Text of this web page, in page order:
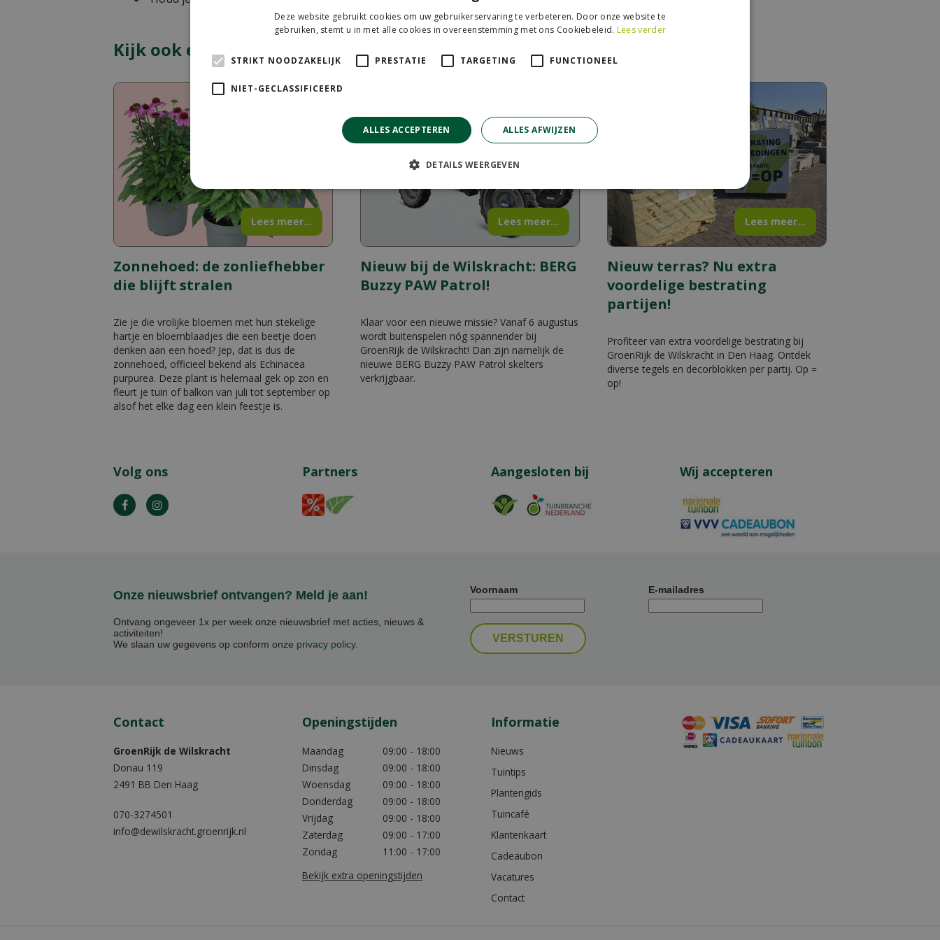
Kijk ook eens naar de volgende berichten:
Zonnehoed: de zonliefhebber
die blijft stralen
Zie je die vrolijke bloemen met hun stekelige
hartje en bloemblaadjes die een beetje doen
denken aan een hoed? Jep, dat is dus de
zonnehoed, officieel bekend als Echinacea
purpurea. Deze plant is helemaal gek op zon en
fleurt je tuin of balkon van juli tot september op
alsof het elke dag een klein feestje is.
Lees meer...
Nieuw bij de Wilskracht: BERG
Buzzy PAW Patrol!
Klaar voor een nieuwe missie? Vanaf 6 augustus
wordt buitenspelen nóg spannender bij
GroenRijk de Wilskracht! Dan zijn namelijk de
nieuwe BERG Buzzy PAW Patrol skelters
verkrijgbaar.
Lees meer...
Nieuw terras? Nu extra
voordelige bestrating
partijen!
Profiteer van extra voordelige bestrating bij
GroenRijk de Wilskracht in Den Haag. Ontdek
diverse tegels en decorblokken per partij. Op =
op!
Lees meer...
Volg ons Partners Aangesloten bij Wij accepteren
Onze nieuwsbrief ontvangen? Meld je aan!
Ontvang ongeveer 1x per week onze nieuwsbrief met acties, nieuws &
activiteiten!
We slaan uw gegevens op conform onze privacy policy.
Voornaam E-mailadres
Contact
GroenRijk de Wilskracht
Donau 119
2491 BB Den Haag
070-3274501
info@dewilskracht.groenrijk.nl
Openingstijden
Maandag
09:00 - 18:00
Dinsdag
09:00 - 18:00
Woensdag
09:00 - 18:00
Donderdag
09:00 - 18:00
Vrijdag
09:00 - 18:00
Zaterdag
09:00 - 17:00
Zondag
11:00 - 17:00
Bekijk extra openingstijden
Informatie
Nieuws
Tuintips
Plantengids
Tuincafé
Klantenkaart
Cadeaubon
Vacatures
Contact
Deze website gebruikt cookies om uw gebruikerservaring te verbeteren. Door onze website te
gebruiken, stemt u in met alle cookies in overeenstemming met ons Cookiebeleid. Lees verder
STRIKT NOODZAKELIJK PRESTATIE TARGETING FUNCTIONEEL
NIET-GECLASSIFICEERD
ALLES ACCEPTEREN ALLES AFWIJZEN
DETAILS WEERGEVEN